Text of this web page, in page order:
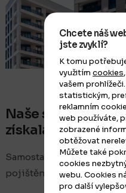
Naše společnost
získala statut:
Samostatný
pojištění a zajištění.
Chcete náš
jste zvyklí?
K tomu
využitím cookies
vašem
statistickým,
reklamním
web používáte,
zobrazené
obtěžovat
Můžete také
cookies
webu. Cookies
pro další